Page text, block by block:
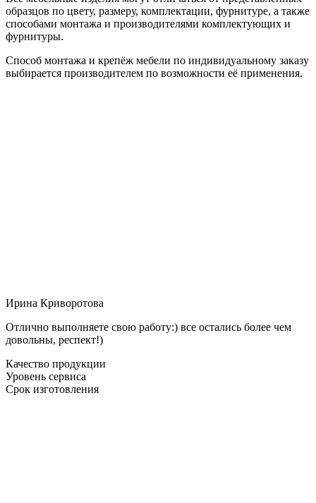
образцов по цвету, размеру, комплектации, фурнитуре, а также
способами монтажа и производителями комплектующих и
фурнитуры.
Способ монтажа и крепёж мебели по индивидуальному заказу
выбирается производителем по возможности её применения.
Ирина Криворотова
Отлично выполняете свою работу:) все остались более чем
довольны, респект!)
Качество продукции
Уровень сервиса
Срок изготовления